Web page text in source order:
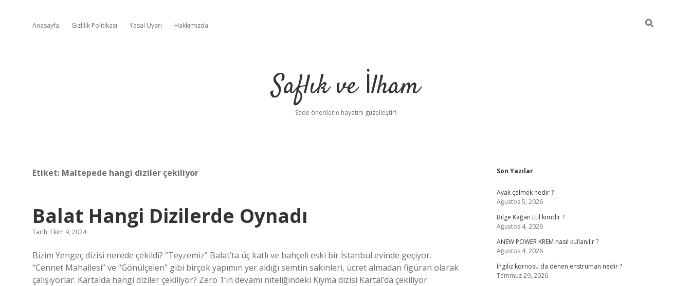
Anasayfa Gizlilik Politikası Yasal Uyarı Hakkımızda
Saflık ve İlham
Sade önerilerle hayatını güzelleştir!
Etiket: Maltepede hangi diziler çekiliyor
Balat Hangi Dizilerde Oynadı
Tarih: Ekim 9, 2024
Bizim Yengeç dizisi nerede çekildi? “Teyzemiz” Balat’ta üç katlı ve bahçeli eski bir İstanbul evinde geçiyor.
“Cennet Mahallesi” ve “Gönülçelen” gibi birçok yapımın yer aldığı semtin sakinleri, ücret almadan figüran olarak
çalışıyorlar. Kartalda hangi diziler çekiliyor? Zero 1’in devamı niteliğindeki Kıyma dizisi Kartal’da çekiliyor.
Sidebar
Son Yazılar
Ayak çelmek nedir ?
Ağustos 5, 2026
Bilge Kağan Etil kimdir ?
Ağustos 4, 2026
ANEW POWER KREM nasıl kullanılır ?
Ağustos 4, 2026
İngiliz kornosu da denen enstrüman nedir ?
Temmuz 29, 2026